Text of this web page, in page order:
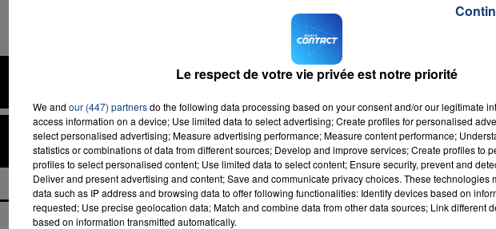
16h00 - 20h00
LA TEAM DU WEEK-END
7h00 - 12h00
LA TEAM DU WEEK-
SABRINA
CARPENTER
RADIO CONTACT
Le respect de votre vie privée est notre priorité
We and our (447) partnersdo the following data processing based on your consent and/or our legitimate
access information on a device; Use limited data to select advertising; Create profiles for personalised
select personalised advertising; Measure advertising performance; Measure content performance;
statistics or combinations of data from different sources; Develop and improve services; Create profiles to
profiles to select personalised content; Use limited data to select content; Ensure security, prevent and
Deliver and present advertising and content; Save and communicate privacy choices. These technologies
data such as IP address and browsing data to offer following functionalities: Identify devices based on
requested; Use precise geolocation data; Match and combine data from other data sources; Link different
based on information transmitted automatically.